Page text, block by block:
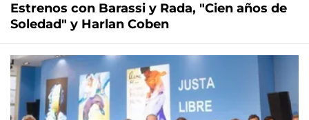
Estrenos con Barassi y Rada, "Cien años de
Soledad" y Harlan Coben